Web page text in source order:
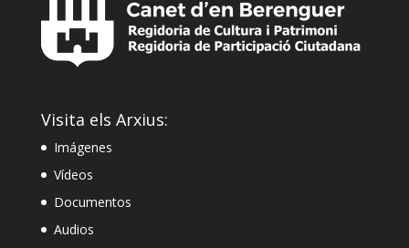
Visita els Arxius:
Imágenes
Vídeos
Documentos
Audios